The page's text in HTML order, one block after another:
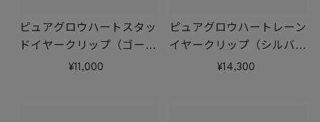
ピュアグロウハートスタッ
ドイヤークリップ（ゴール
11,000
ピュアグロウハートレーン
イヤークリップ（シルバ
14,300